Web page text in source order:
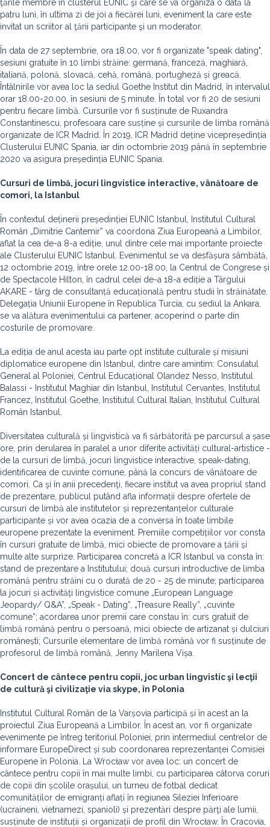
ţările membre în clusterul EUNIC şi care se va organiza o dată la
patru luni, în ultima zi de joi a fiecărei luni, eveniment la care este
invitat un scriitor al ţării participante şi un moderator.
În data de 27 septembrie, ora 18.00, vor fi organizate "speak dating",
sesiuni gratuite în 10 limbi străine: germană, franceză, maghiară,
italiană, polonă, slovacă, cehă, română, portugheză și greacă.
Întâlnirile vor avea loc la sediul Goethe Institut din Madrid, în intervalul
orar 18.00-20.00, în sesiuni de 5 minute. În total vor fi 20 de sesiuni
pentru fiecare limbă. Cursurile vor fi susținute de Ruxandra
Constantinescu, profesoara care susține și cursurile de limba română
organizate de ICR Madrid. În 2019, ICR Madrid deține vicepreședinția
Clusterului EUNIC Spania, iar din octombrie 2019 până în septembrie
2020 va asigura președinția EUNIC Spania.
Cursuri de limbă, jocuri lingvistice interactive, vânătoare de
comori, la Istanbul
În contextul deținerii președinției EUNIC Istanbul, Institutul Cultural
Român „Dimitrie Cantemir” va coordona Ziua Europeană a Limbilor,
aflat la cea de-a 8-a ediție, unul dintre cele mai importante proiecte
ale Clusterului EUNIC Istanbul. Evenimentul se va desfășura sâmbătă,
12 octombrie 2019, între orele 12.00-18.00, la Centrul de Congrese și
de Spectacole Hilton, în cadrul celei de-a 18-a ediție a Târgului
AKARE - târg de consultanță educațională pentru studii în străinătate.
Delegația Uniunii Europene în Republica Turcia, cu sediul la Ankara,
se va alătura evenimentului ca partener, acoperind o parte din
costurile de promovare.
La ediția de anul acesta iau parte opt institute culturale și misiuni
diplomatice europene din Istanbul, dintre care amintim: Consulatul
General al Poloniei, Centrul Educațional Olandez Nesso, Institutul
Balassi - Institutul Maghiar din Istanbul, Institutul Cervantes, Institutul
Francez, Institutul Goethe, Institutul Cultural Italian, Institutul Cultural
Român Istanbul.
Diversitatea culturală și lingvistică va fi sărbătorită pe parcursul a șase
ore, prin derularea în paralel a unor diferite activități cultural-artistice -
de la cursuri de limbă, jocuri lingvistice interactive, speak-dating,
identificarea de cuvinte comune, până la concurs de vânătoare de
comori. Ca şi în anii precedenţi, fiecare institut va avea propriul stand
de prezentare, publicul putând afla informații despre ofertele de
cursuri de limbă ale institutelor și reprezentanțelor culturale
participante și vor avea ocazia de a conversa în toate limbile
europene prezentate la eveniment. Premiile competițiilor vor consta
în cursuri gratuite de limbă, mici obiecte de promovare a țării și
multe alte surprize. Participarea concretă a ICR Istanbul va consta în:
stand de prezentare a Institutului; două cursuri introductive de limba
română pentru străini cu o durată de 20 - 25 de minute; participarea
la jocuri și activităţi lingvistice comune „European Language
Jeopardy/ Q&A”, „Speak - Dating”, „Treasure Really”, „cuvinte
comune”; acordarea unor premii care constau în: curs gratuit de
limbă română pentru o persoană, mici obiecte de artizanat și dulciuri
românești; Cursurile elementare de limbă română vor fi susținute de
profesorul de limbă română, Jenny Marilena Vișa.
Concert de cântece pentru copii, joc urban lingvistic şi lecţii
de cultură şi civilizaţie via skype, în Polonia
Institutul Cultural Român de la Varșovia participă și în acest an la
proiectul Ziua Europeană a Limbilor. În acest an, vor fi organizate
evenimente pe întreg teritoriul Poloniei, prin intermediul centrelor de
informare EuropeDirect și sub coordonarea reprezentanței Comisiei
Europene în Polonia. La Wrocław vor avea loc: un concert de
cântece pentru copii în mai multe limbi, cu participarea câtorva coruri
de copii din școlile orașului, un turneu de fotbal dedicat
comunităților de emigranți aflați în regiunea Sileziei Inferioare
(ucraineni, vietnamezi, spanioli) și prezentări despre părţi ale lumii,
susținute de instituții și organizații de profil din Wrocław. În Cracovia,